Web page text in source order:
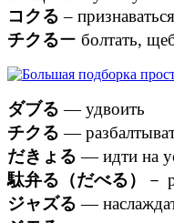
コクる –
チクるー болтать,
ダブる — удвоить
チクる —
だきょる — идти на
駄弁る（だべる）
－
ジャズる —